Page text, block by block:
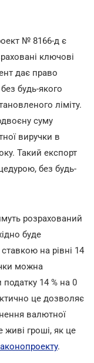
№ 8166-д є
ключові
дає право
будь-якого
ліміту.
суму
виручки в
Такий експорт
без будь-
розрахований
буде
на рівні 14
можна
податку 14 % на 0
це дозволяє
валютної
гроші, як це
.